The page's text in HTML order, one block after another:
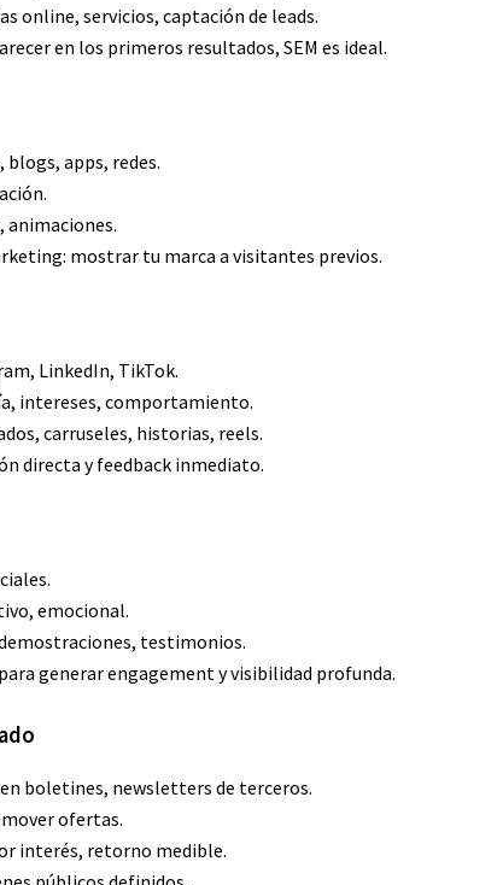
online, servicios, captación de leads.
en los primeros resultados, SEM es ideal.
blogs, apps, redes.
animaciones.
mostrar tu marca a visitantes previos.
LinkedIn, TikTok.
intereses, comportamiento.
carruseles, historias, reels.
directa y feedback inmediato.
emocional.
testimonios.
generar engagement y visibilidad profunda.
boletines, newsletters de terceros.
ofertas.
interés, retorno medible.